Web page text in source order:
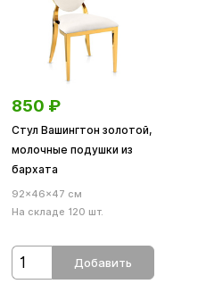
850 ₽
Стул Вашингтон золотой,
молочные подушки из
бархата
92×46×47 см
На складе 120 шт.
Добавить